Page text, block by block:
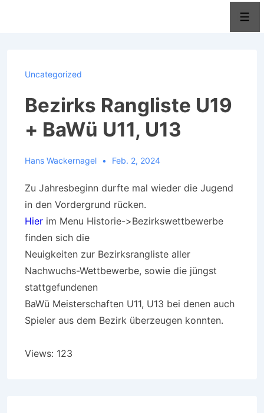
Uncategorized
Bezirks Rangliste U19
+ BaWü U11, U13
Hans Wackernagel Feb. 2, 2024
Zu Jahresbeginn durfte mal wieder die Jugend
in den Vordergrund rücken.
Hier im Menu Historie->Bezirkswettbewerbe
finden sich die
Neuigkeiten zur Bezirksrangliste aller
Nachwuchs-Wettbewerbe, sowie die jüngst
stattgefundenen
BaWü Meisterschaften U11, U13 bei denen auch
Spieler aus dem Bezirk überzeugen konnten.
Views: 123